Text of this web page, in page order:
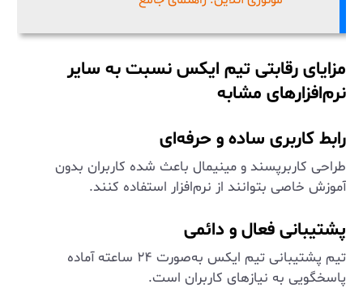
مزایای رقابتی تیم ایکس نسبت به سایر
نرم‌افزارهای مشابه
رابط کاربری ساده و حرفه‌ای
طراحی کاربرپسند و مینیمال باعث شده کاربران بدون
آموزش خاصی بتوانند از نرم‌افزار استفاده کنند.
پشتیبانی فعال و دائمی
تیم پشتیبانی تیم ایکس به‌صورت ۲۴ ساعته آماده
پاسخگویی به نیازهای کاربران است.